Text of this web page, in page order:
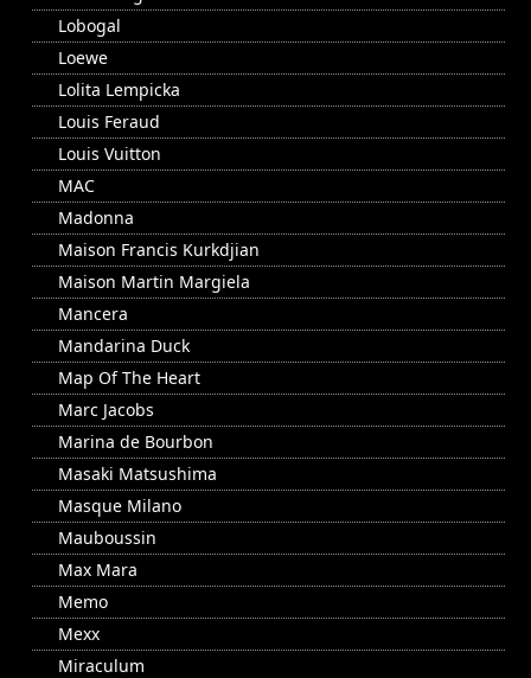
Lobogal
Loewe
Lolita Lempicka
Louis Feraud
Louis Vuitton
MAC
Madonna
Maison Francis Kurkdjian
Maison Martin Margiela
Mancera
Mandarina Duck
Map Of The Heart
Marc Jacobs
Marina de Bourbon
Masaki Matsushima
Masque Milano
Mauboussin
Max Mara
Memo
Mexx
Miraculum